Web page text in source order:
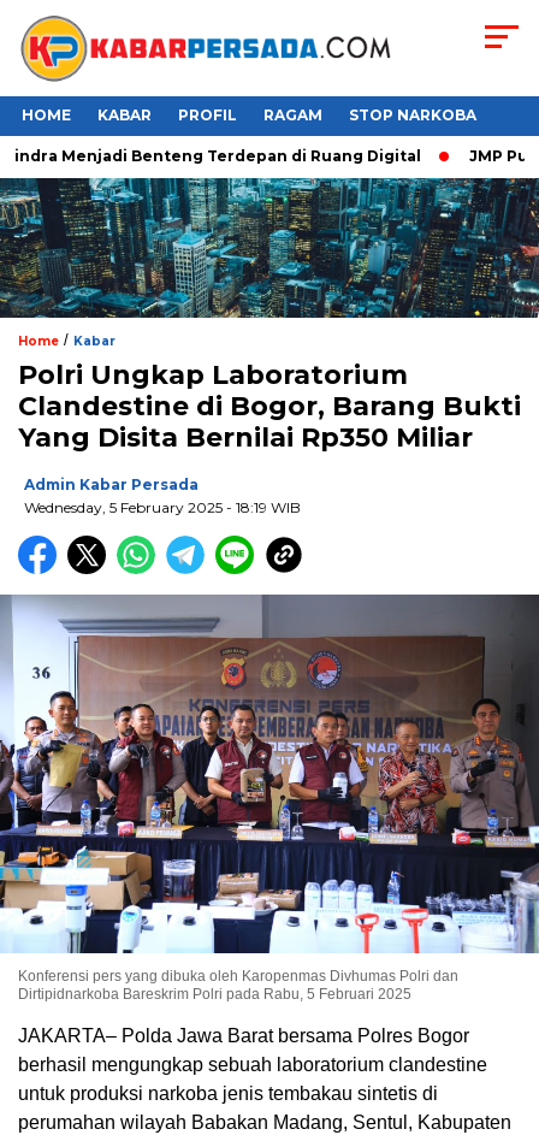
HOME KABAR PROFIL RAGAM STOP NARKOBA
Menjadi Benteng Terdepan di Ruang Digital JMP Puji
Home / Kabar
Polri Ungkap Laboratorium
Clandestine di Bogor, Barang Bukti
Yang Disita Bernilai Rp350 Miliar
Admin Kabar Persada
Wednesday, 5 February 2025 - 18:19 WIB
Konferensi pers yang dibuka oleh Karopenmas Divhumas Polri dan
Dirtipidnarkoba Bareskrim Polri pada Rabu, 5 Februari 2025
JAKARTA– Polda Jawa Barat bersama Polres Bogor
berhasil mengungkap sebuah laboratorium clandestine
untuk produksi narkoba jenis tembakau sintetis di
perumahan wilayah Babakan Madang, Sentul, Kabupaten